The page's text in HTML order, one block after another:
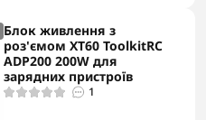
Блок живлення з
роз'ємом ХТ60 ToolkitRC
ADP200 200W для
зарядних пристроїв
1